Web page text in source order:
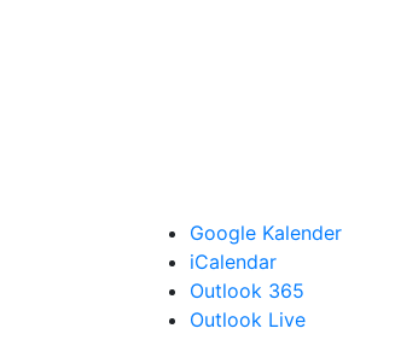
Google Kalender
iCalendar
Outlook 365
Outlook Live